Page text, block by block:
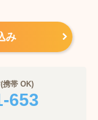
み
携帯 OK)
653